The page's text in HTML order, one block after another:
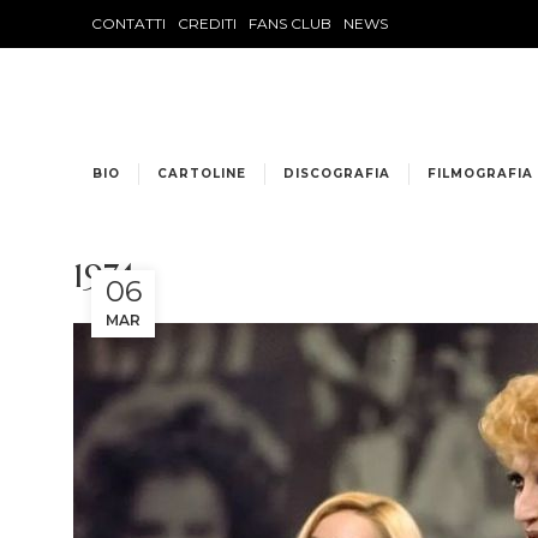
CONTATTI CREDITI FANS CLUB NEWS
BIO CARTOLINE DISCOGRAFIA FILMOGRAFIA
1974
06
MAR